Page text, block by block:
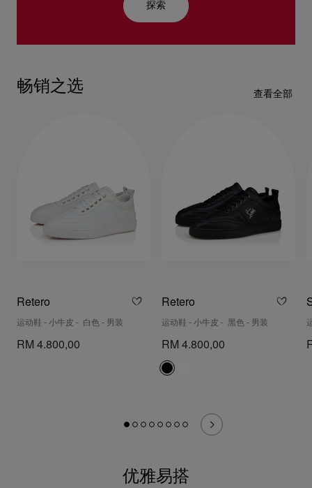
探索
畅销之选 查看全部
Retero
运动鞋 - 小牛皮 - 白色 - 男装
RM 4.800,00
Retero
运动鞋 - 小牛皮 - 黑色 - 男装
RM 4.800,00
优雅易搭